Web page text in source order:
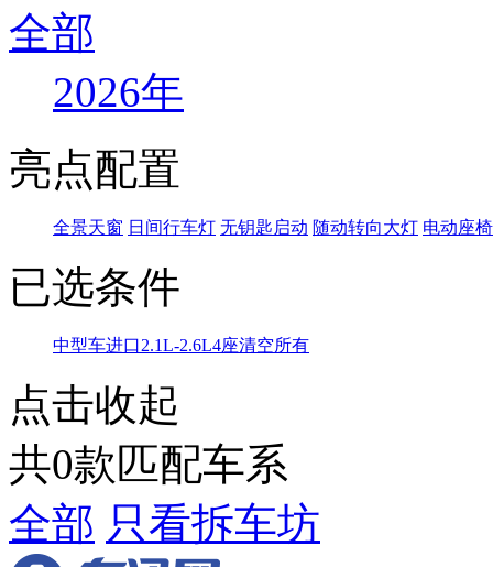
全部
2026年
亮点配置
全景天窗 日间行车灯 无钥匙启动 随动转向大灯 电动座椅
已选条件
中型车进口2.1L-2.6L4座清空所有
点击收起
共0款匹配车系
全部 只看拆车坊